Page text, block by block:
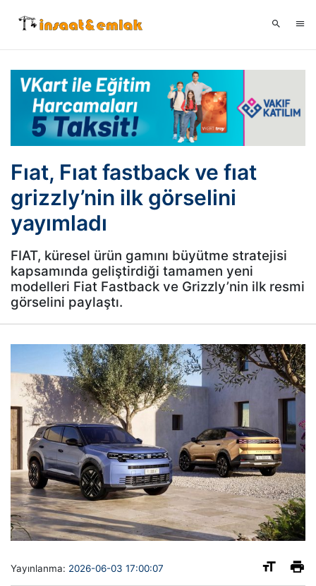
Fıat, Fıat fastback ve fıat
grizzly’nin ilk görselini
yayımladı
FIAT, küresel ürün gamını büyütme stratejisi
kapsamında geliştirdiği tamamen yeni
modelleri Fiat Fastback ve Grizzly’nin ilk resmi
görselini paylaştı.
Yayınlanma: 2026-06-03 17:00:07